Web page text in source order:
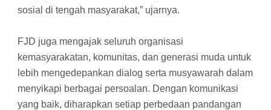
sosial di tengah masyarakat,” ujarnya.
FJD juga mengajak seluruh organisasi
kemasyarakatan, komunitas, dan generasi muda untuk
lebih mengedepankan dialog serta musyawarah dalam
menyikapi berbagai persoalan. Dengan komunikasi
yang baik, diharapkan setiap perbedaan pandangan